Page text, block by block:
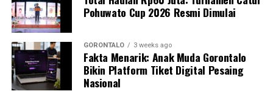
Perwakilan DPL KKN-PK, Dr. dr. Vivien Novarina A.
Kasim, M.Kes., menegaskan bahwa keterlibatan
mahasiswa merupakan bentuk perwujudan Tri Dharma
Perguruan Tinggi dalam mengawal transformasi
layanan kesehatan primer.
Pohuwato Cup 2026 Resmi Dimulai
GORONTALO 3 weeks ago
Fakta Menarik: Anak Muda Gorontalo
Bikin Platform Tiket Digital Pesaing
Nasional